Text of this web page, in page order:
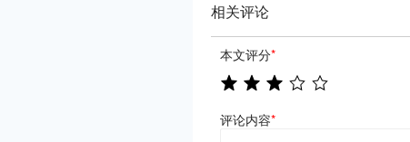
相关评论
本文评分*
评论内容*